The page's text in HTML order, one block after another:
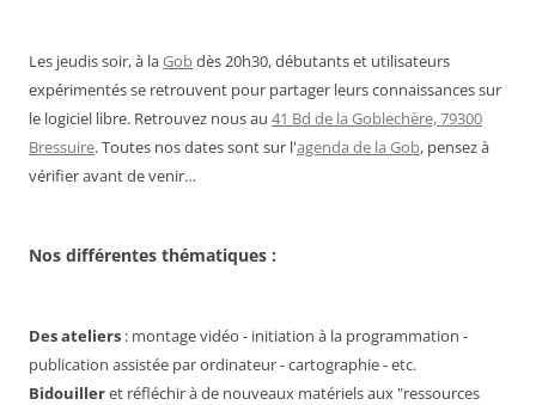
Les jeudis soir, à laGobdès 20h30, débutants et utilisateurs
expérimentés se retrouvent pour partager leurs connaissances sur
le logiciel libre. Retrouvez nous au 41 Bd de la Goblechère, 79300
Bressuire. Toutes nos dates sont sur l'agenda de la Gob, pensez à
vérifier avant de venir…
Nos différentes thématiques :
Des ateliers : montage vidéo - initiation à la programmation -
publication assistée par ordinateur - cartographie - etc.
Bidouilleret réfléchir à de nouveaux matériels aux "ressources